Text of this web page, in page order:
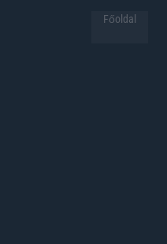
Főoldal